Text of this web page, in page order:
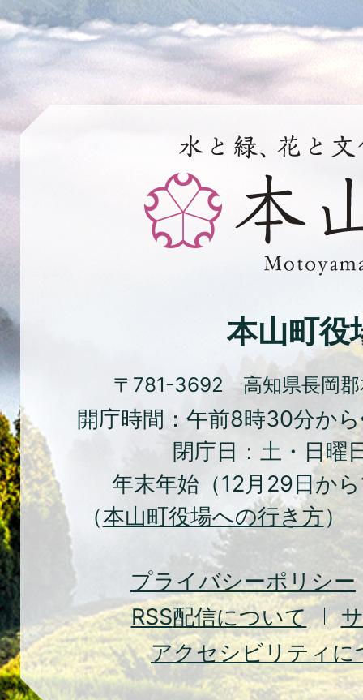
水
緑、
花
と
化
の
ま
ち
本
山
町
Town
本山町役
〒781-3692 高知県長岡郡
開庁時間：午前8時30分か
閉庁日：土・日曜
年末年始（12月29日か
（本山町役場への行き方）
プライバシーポリシー
RSS配信について
アクセシビリティに